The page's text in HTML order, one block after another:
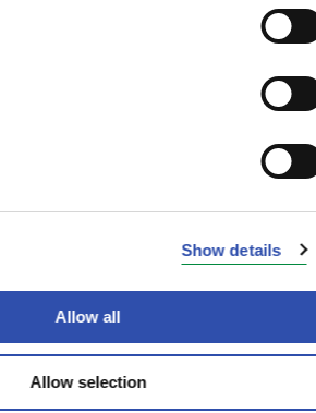
Show details
Allow all
Allow selection
yhdellä ja samalla lipulla.
Pirkanmaalla.
hiihtokohteiseen JunaBussi-
kanssa ja
tänä vuonna lisää.
helpottamaan
ja bussimatkan yhdistämistä